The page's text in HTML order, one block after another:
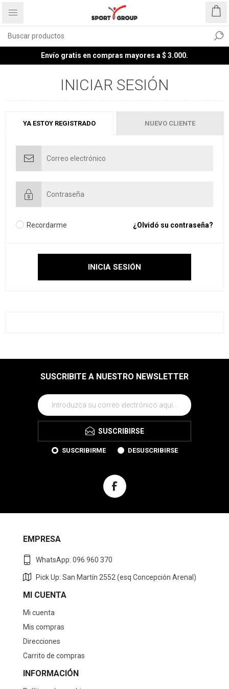
Envío gratis en compras mayores a $ 3.000.
INICIAR SESIÓN
YA ESTOY REGISTRADO NUEVO CLIENTE
Recordarme ¿Olvidó su contraseña?
SUSCRIBITE A NUESTRO NEWSLETTER
SUSCRIBIRSE
SUSCRIBIRME DESUSCRIBIRSE
EMPRESA
WhatsApp: 096 960 370
Pick Up: San Martín 2552 (esq Concepción Arenal)
MI CUENTA
Mi cuenta
Mis compras
Direcciones
Carrito de compras
INFORMACIÓN